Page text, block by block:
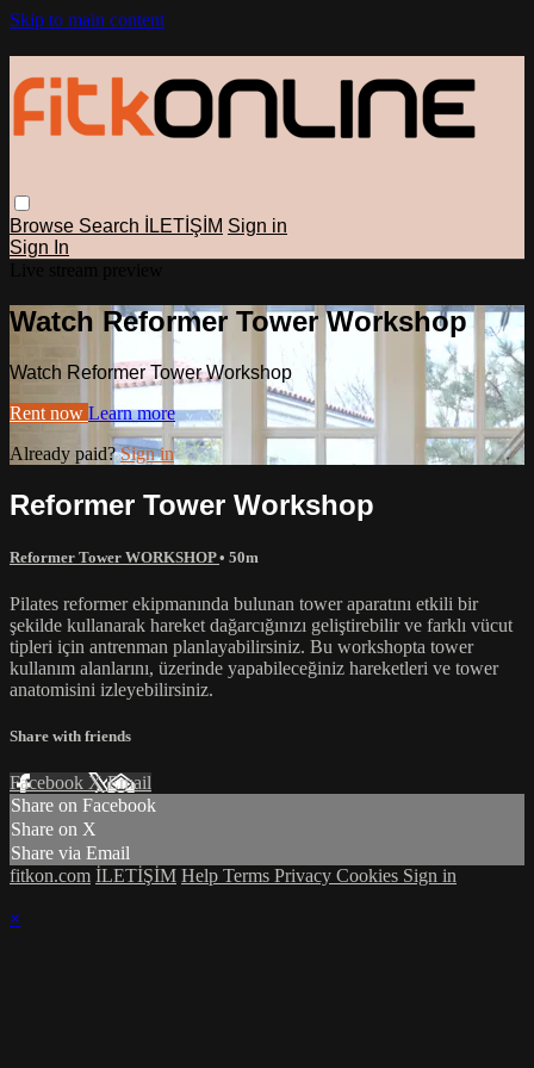
Skip to main content
Browse Search İLETİŞİM Sign in
Sign In
Watch Reformer Tower Workshop
Watch Reformer Tower Workshop
Rent now Learn more
Already paid?Sign in
Reformer Tower Workshop
Reformer Tower WORKSHOP• 50m
Pilates reformer ekipmanında bulunan tower aparatını etkili bir
şekilde kullanarak hareket dağarcığınızı geliştirebilir ve farklı vücut
tipleri için antrenman planlayabilirsiniz. Bu workshopta tower
kullanım alanlarını, üzerinde yapabileceğiniz hareketleri ve tower
anatomisini izleyebilirsiniz.
Share with friends
Facebook XEmail
Share on Facebook
Share on X
Share via Email
fitkon.com İLETİŞİM Help Terms Privacy Cookies Sign in
×